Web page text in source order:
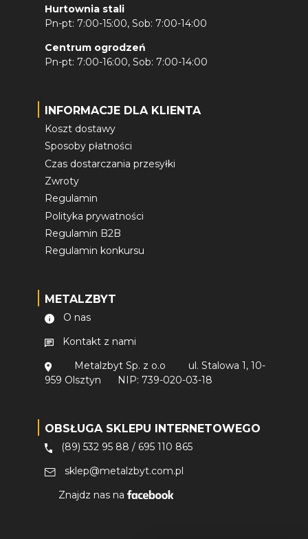
Hurtownia stali
Pn-pt: 7:00-15:00, Sob: 7:00-14:00
Centrum ogrodzeń
Pn-pt: 7:00-16:00, Sob: 7:00-14:00
INFORMACJE DLA KLIENTA
Koszt dostawy
Sposoby płatności
Czas dostarczania przesyłki
Zwroty
Regulamin
Polityka prywatności
Regulamin B2B
Regulamin konkursu
METALZBYT
O nas
Kontakt z nami
Metalzbyt Sp. z o.o
ul. Stalowa 1, 10-
959 Olsztyn
NIP: 739-020-03-18
OBSŁUGA SKLEPU INTERNETOWEGO
(89) 532 95 88 / 695 110 865
sklep@metalzbyt.com.pl
Znajdz nas na